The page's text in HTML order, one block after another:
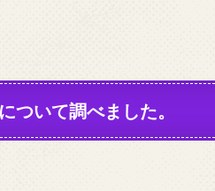
ついて調べました。